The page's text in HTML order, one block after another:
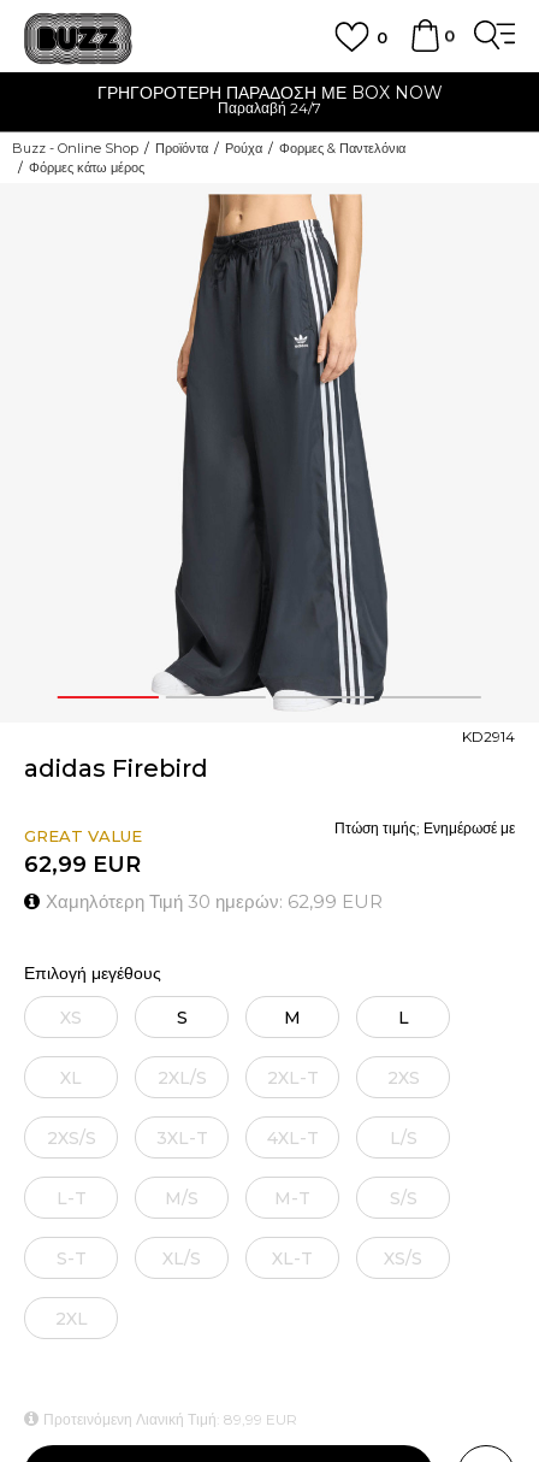
0
0
ΓΡΗΓΟΡΟΤΕΡΗ ΠΑΡΑΔΟΣΗ ΜΕ BOX NOW
Παραλαβή 24/7
Buzz - Online Shop Προϊόντα Ρούχα
Φορμες & Παντελόνια
Φόρμες κάτω μέρος
1 2 3 4
adidas Firebird
KD2914
GREAT VALUE
62,99 EUR
Χαμηλότερη Τιμή 30 ημερών: 62,99 EUR
Πτώση τιμής; Ενημέρωσέ με
Επιλογή μεγέθους
XS S M L
XL 2XL/S 2XL-T 2XS
2XS/S 3XL-T 4XL-T L/S
L-T M/S M-T S/S
S-T XL/S XL-T XS/S
2XL
Προτεινόμενη Λιανική Τιμή: 89,99 EUR